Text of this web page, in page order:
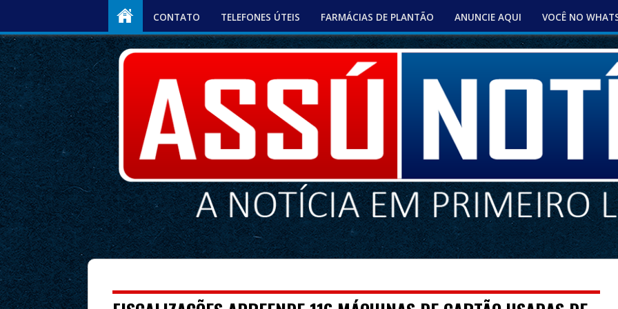
CONTATO TELEFONES ÚTEIS FARMÁCIAS DE PLANTÃO ANUNCIE AQUI VOCÊ NO